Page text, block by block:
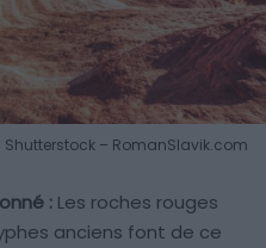
Shutterstock – RomanSlavik.com
: Les roches rouges
anciens font de ce